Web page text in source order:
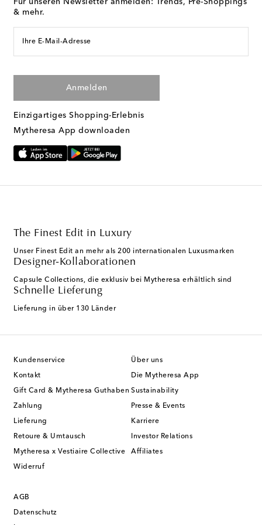
Für unseren Newsletter anmelden: Trends, Pre-Shoppings
& mehr.
Ihre E-Mail-Adresse
Anmelden
Einzigartiges Shopping-Erlebnis
Mytheresa App downloaden
The Finest Edit in Luxury
Unser Finest Edit an mehr als 200 internationalen Luxusmarken
Designer-Kollaborationen
Capsule Collections, die exklusiv bei Mytheresa erhältlich sind
Schnelle Lieferung
Lieferung in über 130 Länder
Kundenservice
Kontakt
Gift Card & Mytheresa Guthaben
Zahlung
Lieferung
Retoure & Umtausch
Mytheresa x Vestiaire Collective
Widerruf
Über uns
Die Mytheresa App
Sustainability
Presse & Events
Karriere
Investor Relations
Affiliates
AGB
Datenschutz